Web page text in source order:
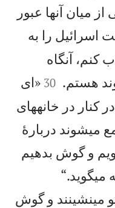
ميان آنها عبور
اسرائيل را به
آنگاه
هستم. 

30 «ای
كنار در خانههای
میشوند دربارهٔ
و گوش بدهيم
میگويد.“
مینشينند و گوش